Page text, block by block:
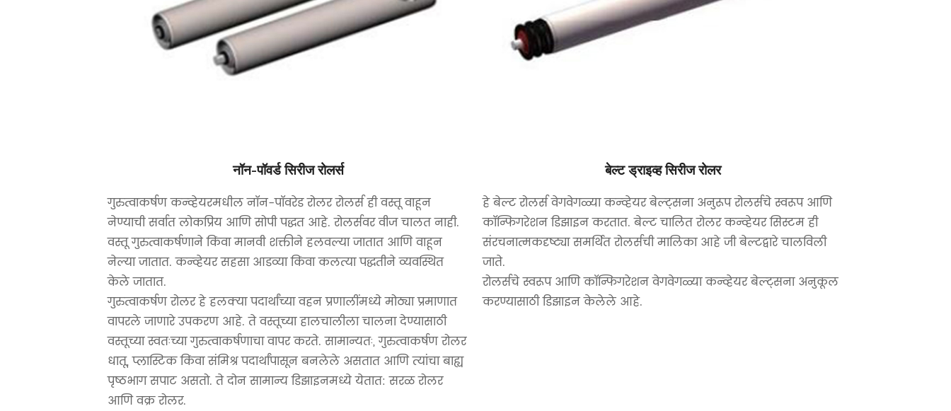
नॉन-पॉवर्ड सिरीज रोलर्स
गुरुत्वाकर्षण कन्व्हेयरमधील नॉन-पॉवरेड रोलर रोलर्स ही वस्तू वाहून
नेण्याची सर्वात लोकप्रिय आणि सोपी पद्धत आहे. रोलर्सवर वीज चालत नाही.
वस्तू गुरुत्वाकर्षणाने किंवा मानवी शक्तीने हलवल्या जातात आणि वाहून
नेल्या जातात. कन्व्हेयर सहसा आडव्या किंवा कलत्या पद्धतीने व्यवस्थित
केले जातात.
गुरुत्वाकर्षण रोलर हे हलक्या पदार्थांच्या वहन प्रणालींमध्ये मोठ्या प्रमाणात
वापरले जाणारे उपकरण आहे. ते वस्तूच्या हालचालीला चालना देण्यासाठी
वस्तूच्या स्वतःच्या गुरुत्वाकर्षणाचा वापर करते. सामान्यतः, गुरुत्वाकर्षण रोलर
धातू, प्लास्टिक किंवा संमिश्र पदार्थांपासून बनलेले असतात आणि त्यांचा बाह्य
पृष्ठभाग सपाट असतो. ते दोन सामान्य डिझाइनमध्ये येतात: सरळ रोलर
आणि वक्र रोलर.
बेल्ट ड्राइव्ह सिरीज रोलर
हे बेल्ट रोलर्स वेगवेगळ्या कन्व्हेयर बेल्ट्सना अनुरूप रोलर्सचे स्वरूप आणि
कॉन्फिगरेशन डिझाइन करतात. बेल्ट चालित रोलर कन्व्हेयर सिस्टम ही
संरचनात्मकदृष्ट्या समर्थित रोलर्सची मालिका आहे जी बेल्टद्वारे चालविली
जाते.
रोलर्सचे स्वरूप आणि कॉन्फिगरेशन वेगवेगळ्या कन्व्हेयर बेल्ट्सना अनुकूल
करण्यासाठी डिझाइन केलेले आहे.